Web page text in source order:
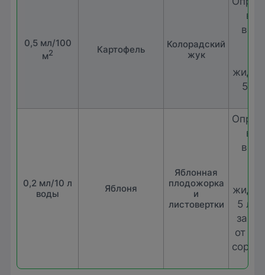
0,5 мл/100
м2 Картофель
Колорадский
жук
в
5 л/
0,2 мл/10 л
воды
Яблоня
Яблонная
плодожорка
и
листовертки
в
5 л/
от
сорта